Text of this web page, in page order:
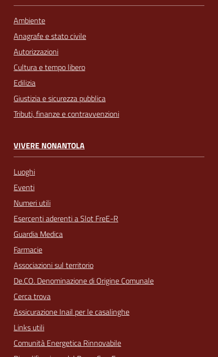
Ambiente
Anagrafe e stato civile
Autorizzazioni
Cultura e tempo libero
Edilizia
Giustizia e sicurezza pubblica
Tributi, finanze e contravvenzioni
VIVERE NONANTOLA
Luoghi
Eventi
Numeri utili
Esercenti aderenti a Slot FreE-R
Guardia Medica
Farmacie
Associazioni sul territorio
De.CO. Denominazione di Origine Comunale
Cerca trova
Assicurazione Inail per le casalinghe
Links utili
Comunità Energetica Rinnovabile